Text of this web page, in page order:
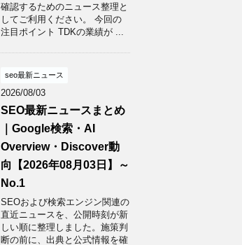
確認するためのニュース整理と
してご利用ください。 今回の
注目ポイント TDKの業績が ...
seo最新ニュース
2026/08/03
SEO最新ニュースまとめ
｜Google検索・AI
Overview・Discover動
向【2026年08月03日】～
No.1
SEOおよび検索エンジン関連の
直近ニュースを、公開時刻が新
しい順に整理しました。施策判
断の前に、出典と公式情報を確